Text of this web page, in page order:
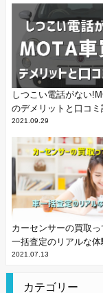
しつこい電話がない
のデメリットと口コミ
2021.09.29
カーセンサーの買取
一括査定のリアルな体
2021.07.13
カテゴリー